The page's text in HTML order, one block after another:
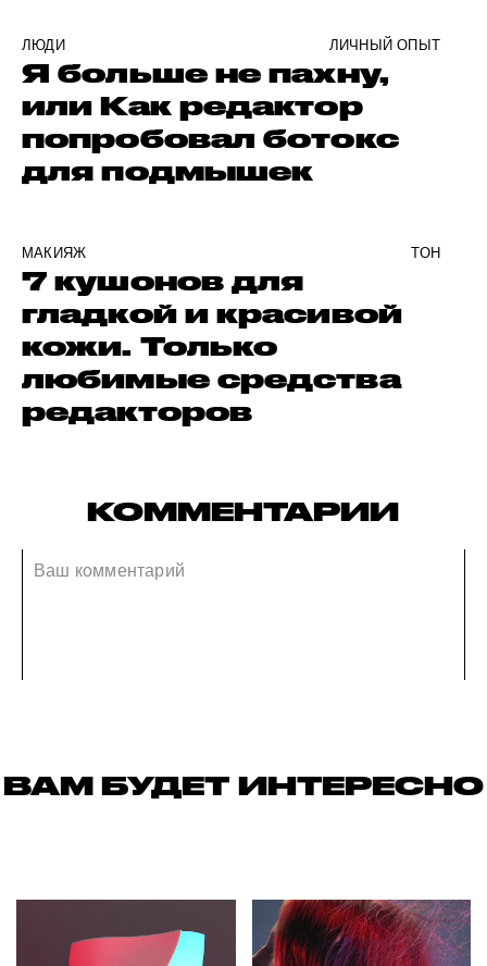
ЛЮДИ ЛИЧНЫЙ ОПЫТ
Я больше не пахну,
или Как редактор
попробовал ботокс
для подмышек
МАКИЯЖ ТОН
7 кушонов для
гладкой и красивой
кожи. Только
любимые средства
редакторов
КОММЕНТАРИИ
ВАМ БУДЕТ ИНТЕРЕСНО